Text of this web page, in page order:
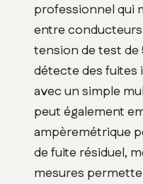
professionnel qui
entre
tension de test de
détecte des fuites
avec un simple
peut également
ampèremétrique
de fuite résiduel,
mesures